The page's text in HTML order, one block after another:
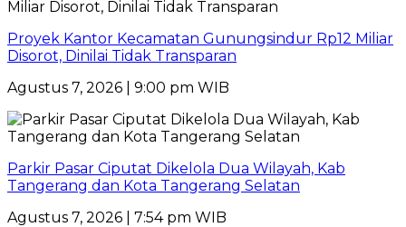
Proyek Kantor Kecamatan Gunungsindur Rp12 Miliar
Disorot, Dinilai Tidak Transparan
Agustus 7, 2026 | 9:00 pm WIB
Parkir Pasar Ciputat Dikelola Dua Wilayah, Kab
Tangerang dan Kota Tangerang Selatan
Agustus 7, 2026 | 7:54 pm WIB